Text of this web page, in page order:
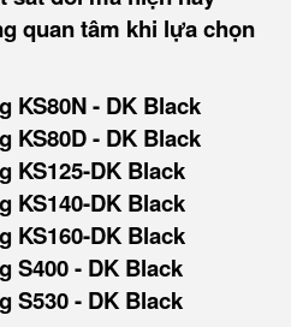
quan tâm khi lựa chọn
KS80N - DK Black
KS80D - DK Black
KS125-DK Black
KS140-DK Black
KS160-DK Black
S400 - DK Black
S530 - DK Black